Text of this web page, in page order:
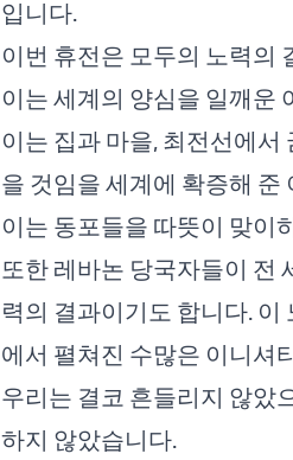
입니다.
이번 휴전은 모두의 노력의
이는 세계의 양심을 일깨운
이는 집과 마을, 최전선에
을 것임을 세계에 확증해 준
이는 동포들을 따뜻이 맞이
또한 레바논 당국자들이 전
력의 결과이기도 합니다. 이
에서 펼쳐진 수많은 이니셔
우리는 결코 흔들리지 않았
하지 않았습니다.